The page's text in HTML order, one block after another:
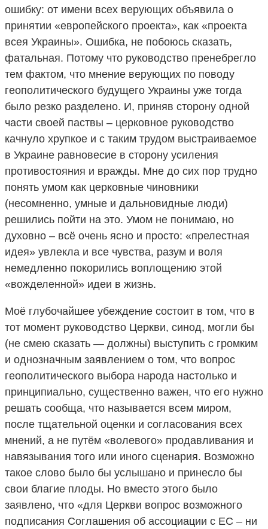
ошибку: от имени всех верующих объявила о
принятии «европейского проекта», как «проекта
всея Украины». Ошибка, не побоюсь сказать,
фатальная. Потому что руководство пренебрегло
тем фактом, что мнение верующих по поводу
геополитического будущего Украины уже тогда
было резко разделено. И, приняв сторону одной
части своей паствы – церковное руководство
качнуло хрупкое и с таким трудом выстраиваемое
в Украине равновесие в сторону усиления
противостояния и вражды. Мне до сих пор трудно
понять умом как церковные чиновники
(несомненно, умные и дальновидные люди)
решились пойти на это. Умом не понимаю, но
духовно – всё очень ясно и просто: «прелестная
идея» увлекла и все чувства, разум и воля
немедленно покорились воплощению этой
«вожделенной» идеи в жизнь.
Моё глубочайшее убеждение состоит в том, что в
тот момент руководство Церкви, синод, могли бы
(не смею сказать — должны) выступить с громким
и однозначным заявлением о том, что вопрос
геополитического выбора народа настолько и
принципиально, существенно важен, что его нужно
решать сообща, что называется всем миром,
после тщательной оценки и согласования всех
мнений, а не путём «волевого» продавливания и
навязывания того или иного сценария. Возможно
такое слово было бы услышано и принесло бы
свои благие плоды. Но вместо этого было
заявлено, что «для Церкви вопрос возможного
подписания Соглашения об ассоциации с ЕС – ни